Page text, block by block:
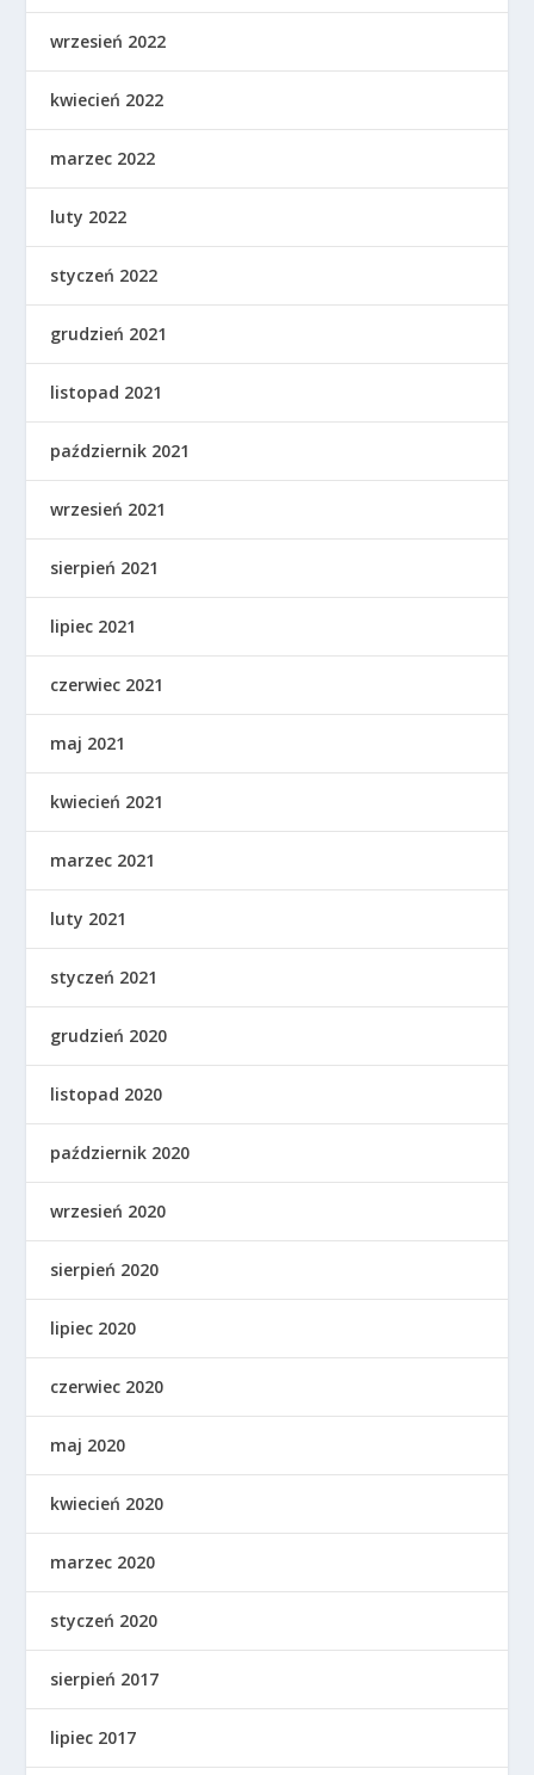
wrzesień 2022
kwiecień 2022
marzec 2022
luty 2022
styczeń 2022
grudzień 2021
listopad 2021
październik 2021
wrzesień 2021
sierpień 2021
lipiec 2021
czerwiec 2021
maj 2021
kwiecień 2021
marzec 2021
luty 2021
styczeń 2021
grudzień 2020
listopad 2020
październik 2020
wrzesień 2020
sierpień 2020
lipiec 2020
czerwiec 2020
maj 2020
kwiecień 2020
marzec 2020
styczeń 2020
sierpień 2017
lipiec 2017